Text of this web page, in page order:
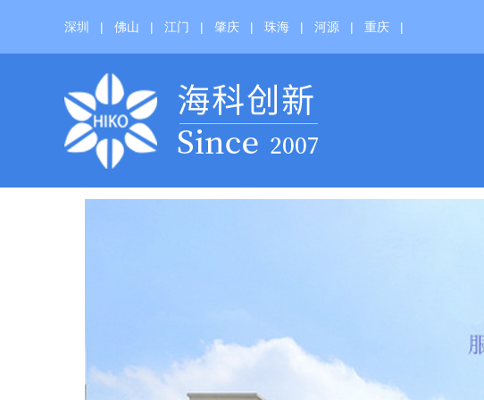
深圳 | 佛山 | 江门 | 肇庆 | 珠海 | 河源 | 重庆 |